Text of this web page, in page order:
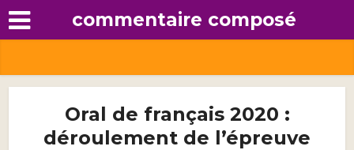
commentaire composé
Oral de français 2020 :
déroulement de l’épreuve